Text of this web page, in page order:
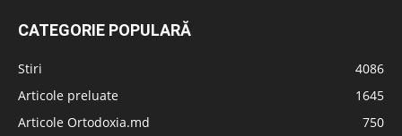
CATEGORIE POPULARĂ
Stiri
4086
Articole preluate
1645
Articole Ortodoxia.md
750